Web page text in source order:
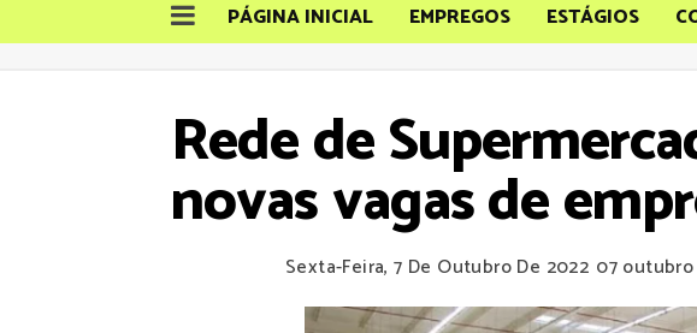
PÁGINA INICIAL EMPREGOS ESTÁGIOS
Rede de
novas vagas de
Sexta-Feira, 7 De Outubro De 2022 07 outubro